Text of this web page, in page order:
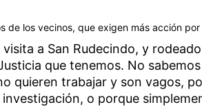
de los vecinos, que exigen más acción
a San Rudecindo, y
que tenemos. No
quieren trabajar y son vagos,
o porque